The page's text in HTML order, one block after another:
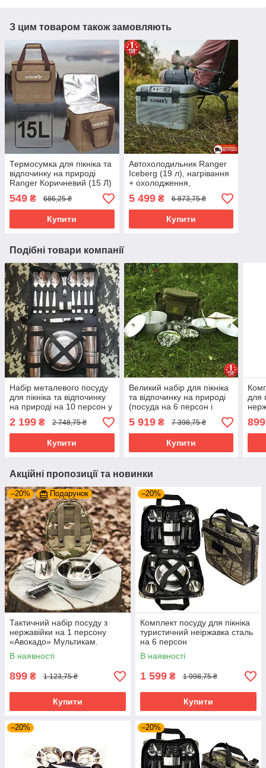
З цим товаром також замовляють
Термосумка для пікніка та
відпочинку на природі
Ranger Коричневий (15 Л)
549 ₴ 686,25 ₴
Купити
Автохолодильник Ranger
Iceberg (19 л), нагрівання
+ охолодження,
холодильник для авто
(Арт. RA 8848)
5 499₴ 6 873,75 ₴
Купити
Подібні товари компанії
Набір металевого посуду
для пікніка та відпочинку
на природі на 10 персон у
пікніка
2 199 ₴ 2 748,75 ₴
Купити
Великий набір для пікніка
та відпочинку на природі
(посуда на 6 персон і
сумка з термовідділенням)
Acropolis СДП-1
5 919₴ 7 398,75 ₴
Купити
для
899
Акційні пропозиції та новинки
–20% Подарунок
Тактичний набір посуду з
нержавійки на 1 персону
«Авокадо» Мультикам.
Комплект посуду для одного
В наявності
899 ₴ 1 123,75 ₴
Купити
–20%
Комплект посуду для пікніка
туристичний неіржавка сталь
на 6 персон
В наявності
1 599 ₴ 1 998,75 ₴
Купити
–20% –20%